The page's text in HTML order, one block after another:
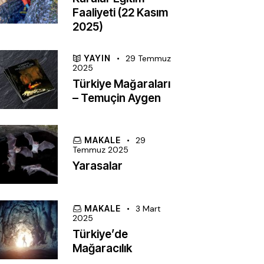
Faaliyeti (22 Kasım
2025)
YAYIN
29 Temmuz
2025
Türkiye Mağaraları
– Temuçin Aygen
MAKALE
29
Temmuz 2025
Yarasalar
MAKALE
3 Mart
2025
Türkiye’de
Mağaracılık